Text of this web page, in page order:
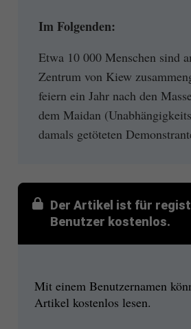
Im Folgenden:
Etwa 10 000 Menschen sind
Zentrum von Kiew
feiern ein Jahr nach den
dem Maidan
damals getöteten
Der Artikel ist für
Benutzer kostenlos.
Mit einem Benutzernamen
Artikel kostenlos lesen.